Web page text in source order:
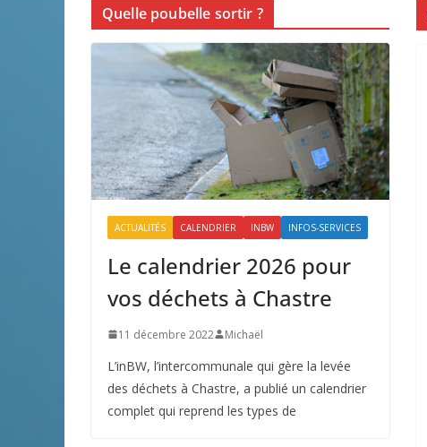
Quelle poubelle sortir ?
ACTUALITÉS CALENDRIER INBW INFOS-SERVICES
Le calendrier 2026 pour
vos déchets à Chastre
11 décembre 2022 Michaël
L’inBW, l’intercommunale qui gère la levée
des déchets à Chastre, a publié un calendrier
complet qui reprend les types de